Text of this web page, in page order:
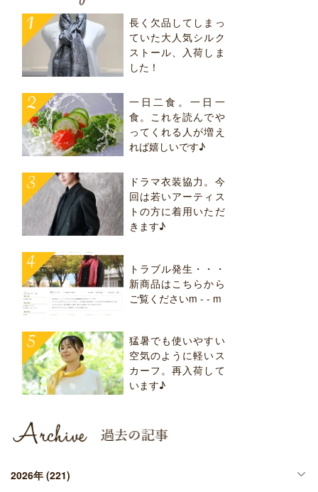
長く欠品してしまっ
ていた大人気シルク
ストール、入荷しま
した！
一日二食。一日一
食。これを読んでや
ってくれる人が増え
れば嬉しいです♪
ドラマ衣装協力。今
回は若いアーティス
トの方に着用いただ
きます♪
トラブル発生・・・
新商品はこちらから
ご覧くださいm - - m
猛暑でも使いやすい
空気のように軽いス
カーフ。再入荷して
います♪
2026年 (221)